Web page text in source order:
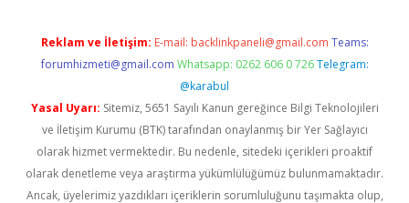
Reklam ve İletişim: E-mail: backlinkpaneli@gmail.com Teams:
forumhizmeti@gmail.com Whatsapp: 0262 606 0 726 Telegram:
@karabul
Yasal Uyarı: Sitemiz, 5651 Sayılı Kanun gereğince Bilgi Teknolojileri
ve İletişim Kurumu (BTK) tarafından onaylanmış bir Yer Sağlayıcı
olarak hizmet vermektedir. Bu nedenle, sitedeki içerikleri proaktif
olarak denetleme veya araştırma yükümlülüğümüz bulunmamaktadır.
Ancak, üyelerimiz yazdıkları içeriklerin sorumluluğunu taşımakta olup,